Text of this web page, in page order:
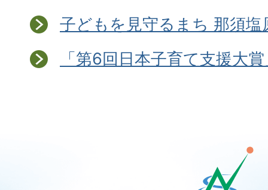
子どもを見守るまち 那須塩
「第6回日本子育て支援大